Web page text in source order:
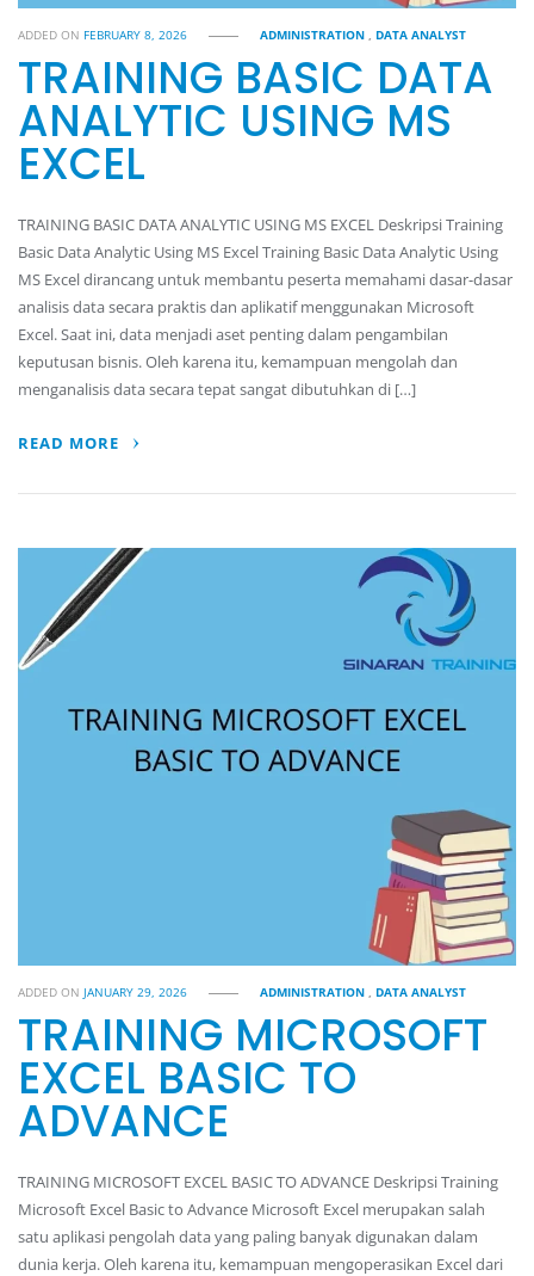
ADDED ON FEBRUARY 8, 2026 ADMINISTRATION ,DATA ANALYST
TRAINING BASIC DATA
ANALYTIC USING MS
EXCEL
TRAINING BASIC DATA ANALYTIC USING MS EXCEL Deskripsi Training
Basic Data Analytic Using MS Excel Training Basic Data Analytic Using
MS Excel dirancang untuk membantu peserta memahami dasar-dasar
analisis data secara praktis dan aplikatif menggunakan Microsoft
Excel. Saat ini, data menjadi aset penting dalam pengambilan
keputusan bisnis. Oleh karena itu, kemampuan mengolah dan
menganalisis data secara tepat sangat dibutuhkan di […]
READ MORE
ADDED ON JANUARY 29, 2026 ADMINISTRATION ,DATA ANALYST
TRAINING MICROSOFT
EXCEL BASIC TO
ADVANCE
TRAINING MICROSOFT EXCEL BASIC TO ADVANCE Deskripsi Training
Microsoft Excel Basic to Advance Microsoft Excel merupakan salah
satu aplikasi pengolah data yang paling banyak digunakan dalam
dunia kerja. Oleh karena itu, kemampuan mengoperasikan Excel dari